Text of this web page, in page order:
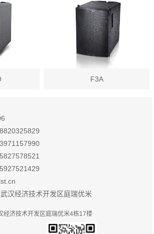
F3A
汉经济技术开发区庭瑞优米
经济技术开发区庭瑞优米4栋17楼